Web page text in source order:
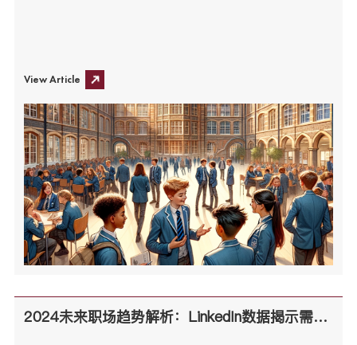
View Article
2024未来职场趋势解析：LinkedIn数据揭示需求激增的25大职位